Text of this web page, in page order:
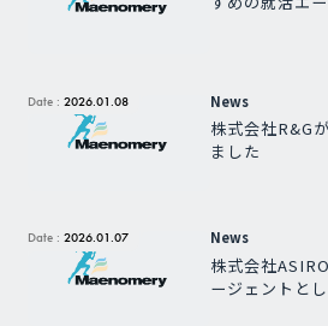
Date : 2026.01.08 News
株式会社R&G
ました
Date : 2026.01.07 News
株式会社
ージェントと